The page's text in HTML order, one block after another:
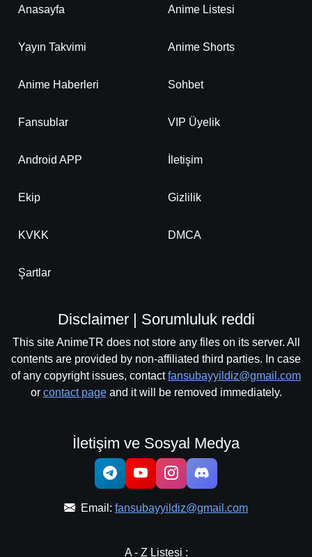
Anasayfa Anime Listesi
Yayın Takvimi Anime Shorts
Anime Haberleri Sohbet
Fansublar VIP Üyelik
Android APP İletişim
Ekip Gizlilik
KVKK DMCA
Şartlar
Disclaimer | Sorumluluk reddi
This site AnimeTR does not store any files on its server. All
contents are provided by non-affiliated third parties. In case
of any copyright issues, contactfansubayyildiz@gmail.com
or contact pageand it will be removed immediately.
İletişim ve Sosyal Medya
Email: fansubayyildiz@gmail.com
A - Z Listesi :